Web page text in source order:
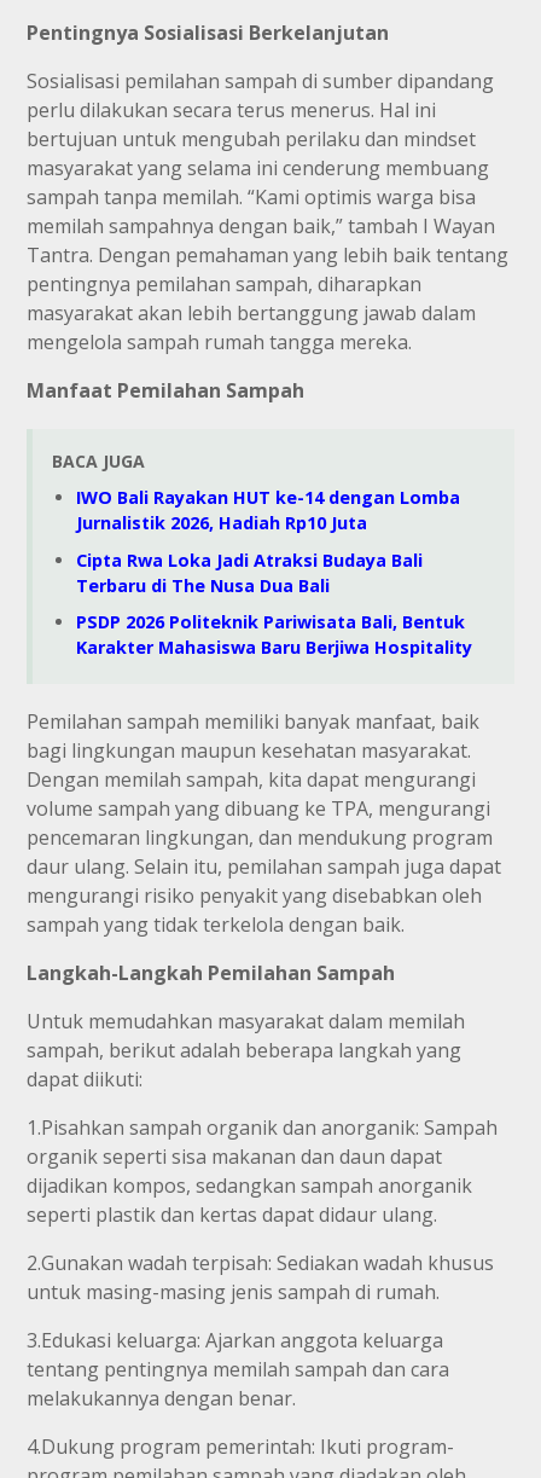
Pentingnya Sosialisasi Berkelanjutan
Sosialisasi pemilahan sampah di sumber dipandang
perlu dilakukan secara terus menerus. Hal ini
bertujuan untuk mengubah perilaku dan mindset
masyarakat yang selama ini cenderung membuang
sampah tanpa memilah. “Kami optimis warga bisa
memilah sampahnya dengan baik,” tambah I Wayan
Tantra. Dengan pemahaman yang lebih baik tentang
pentingnya pemilahan sampah, diharapkan
masyarakat akan lebih bertanggung jawab dalam
mengelola sampah rumah tangga mereka.
Manfaat Pemilahan Sampah
BACA JUGA
IWO Bali Rayakan HUT ke-14 dengan Lomba
Jurnalistik 2026, Hadiah Rp10 Juta
Cipta Rwa Loka Jadi Atraksi Budaya Bali
Terbaru di The Nusa Dua Bali
PSDP 2026 Politeknik Pariwisata Bali, Bentuk
Karakter Mahasiswa Baru Berjiwa Hospitality
Pemilahan sampah memiliki banyak manfaat, baik
bagi lingkungan maupun kesehatan masyarakat.
Dengan memilah sampah, kita dapat mengurangi
volume sampah yang dibuang ke TPA, mengurangi
pencemaran lingkungan, dan mendukung program
daur ulang. Selain itu, pemilahan sampah juga dapat
mengurangi risiko penyakit yang disebabkan oleh
sampah yang tidak terkelola dengan baik.
Langkah-Langkah Pemilahan Sampah
Untuk memudahkan masyarakat dalam memilah
sampah, berikut adalah beberapa langkah yang
dapat diikuti:
1.Pisahkan sampah organik dan anorganik: Sampah
organik seperti sisa makanan dan daun dapat
dijadikan kompos, sedangkan sampah anorganik
seperti plastik dan kertas dapat didaur ulang.
2.Gunakan wadah terpisah: Sediakan wadah khusus
untuk masing-masing jenis sampah di rumah.
3.Edukasi keluarga: Ajarkan anggota keluarga
tentang pentingnya memilah sampah dan cara
melakukannya dengan benar.
4.Dukung program pemerintah: Ikuti program-